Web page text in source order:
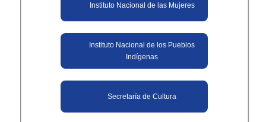
Instituto Nacional de las Mujeres
Instituto Nacional de los Pueblos
Indígenas
Secretaría de Cultura